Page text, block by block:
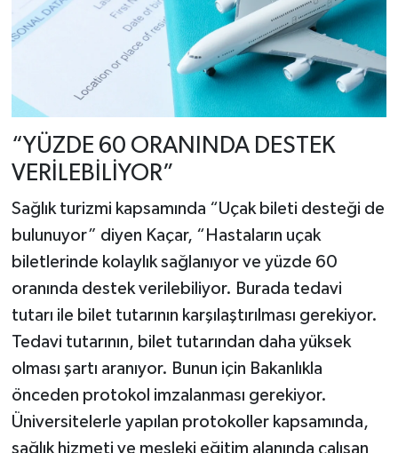
“YÜZDE 60 ORANINDA DESTEK
VERİLEBİLİYOR”
Sağlık turizmi kapsamında “Uçak bileti desteği de
bulunuyor” diyen Kaçar, “Hastaların uçak
biletlerinde kolaylık sağlanıyor ve yüzde 60
oranında destek verilebiliyor. Burada tedavi
tutarı ile bilet tutarının karşılaştırılması gerekiyor.
Tedavi tutarının, bilet tutarından daha yüksek
olması şartı aranıyor. Bunun için Bakanlıkla
önceden protokol imzalanması gerekiyor.
Üniversitelerle yapılan protokoller kapsamında,
sağlık hizmeti ve mesleki eğitim alanında çalışan